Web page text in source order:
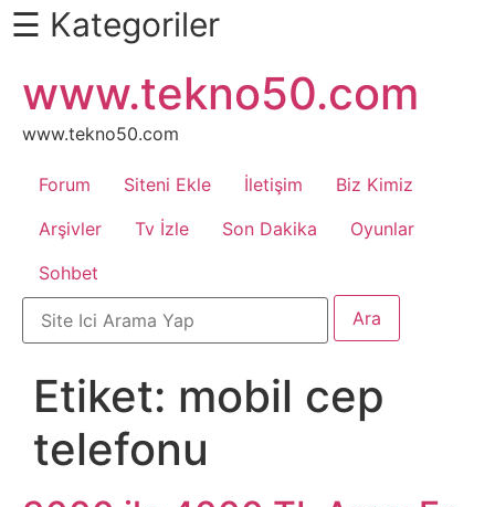
Daha
Fazlası
İçin
Kaydır
Android
Apk
Arabalar
Bankacılık
İşlemleri
☰ Kategoriler
atla
www.tekno50.com
www.tekno50.com
Forum Siteni Ekle İletişim
Biz Kimiz
Arşivler
Tv İzle Son Dakika
Oyunlar
Sohbet
Etiket: mobil cep
telefonu